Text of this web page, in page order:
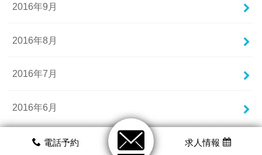
電話予約 求人情報
2016年9月
2016年8月
2016年7月
2016年6月
2016年5月